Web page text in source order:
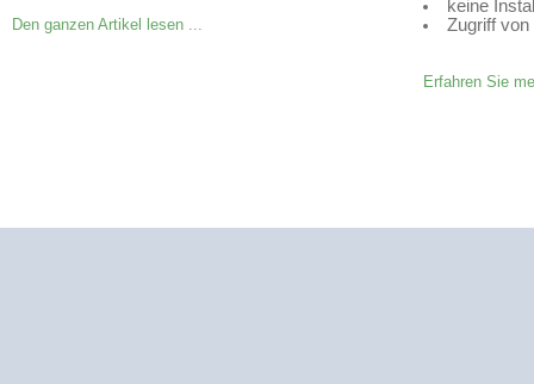
Den ganzen Artikel lesen ...
keine
Zugriff von
Erfahren Sie